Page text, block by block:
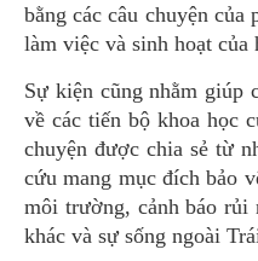
bằng các câu chuyện
làm việc và sinh hoạt
Sự kiện cũng nhằm giúp
về các tiến bộ khoa học
chuyện được chia sẻ từ
cứu mang mục đích bảo
môi trường, cảnh báo rủi
khác và sự sống ngoài